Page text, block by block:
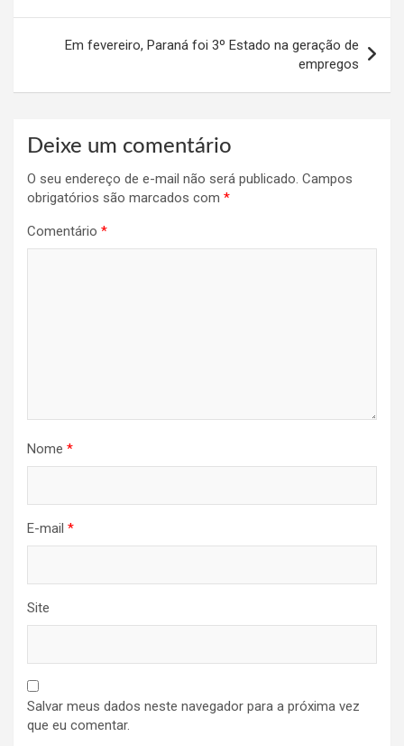
Post
Em fevereiro, Paraná foi 3º Estado na geração de
empregos
Deixe um comentário
O seu endereço de e-mail não será publicado. Campos
obrigatórios são marcados com *
Comentário *
Nome *
E-mail *
Site
Salvar meus dados neste navegador para a próxima vez
que eu comentar.